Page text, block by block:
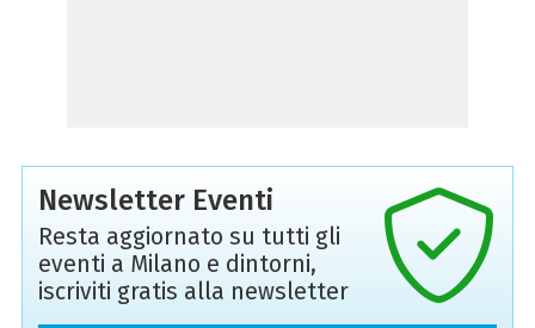
Newsletter Eventi
Resta aggiornato su tutti gli
eventi a Milano e dintorni,
iscriviti gratis alla newsletter